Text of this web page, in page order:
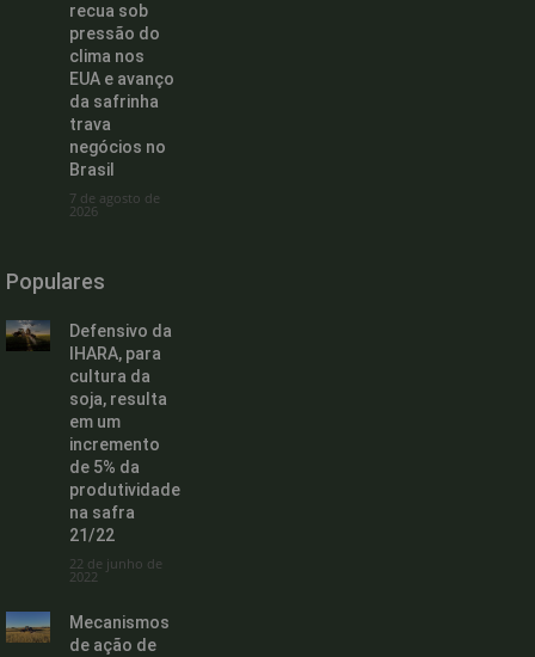
recua sob
pressão do
clima nos
EUA e avanço
da safrinha
trava
negócios no
Brasil
7 de agosto de
2026
Populares
Defensivo da
IHARA, para
cultura da
soja, resulta
em um
incremento
de 5% da
produtividade
na safra
21/22
22 de junho de
2022
Mecanismos
de ação de